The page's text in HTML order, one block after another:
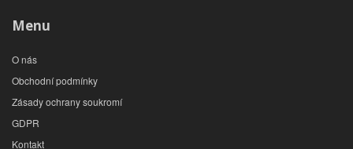
Menu
O nás
Obchodní podmínky
Zásady ochrany soukromí
GDPR
Kontakt